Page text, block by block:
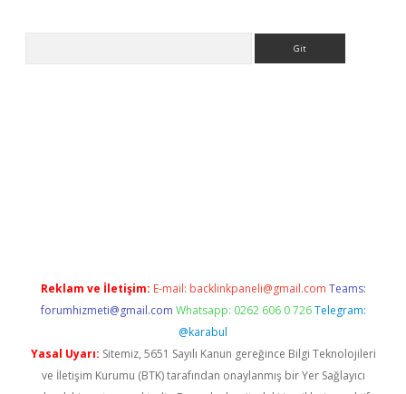
Reklam ve İletişim: E-mail: backlinkpaneli@gmail.com Teams:
forumhizmeti@gmail.com Whatsapp: 0262 606 0 726 Telegram:
@karabul
Yasal Uyarı: Sitemiz, 5651 Sayılı Kanun gereğince Bilgi Teknolojileri
ve İletişim Kurumu (BTK) tarafından onaylanmış bir Yer Sağlayıcı